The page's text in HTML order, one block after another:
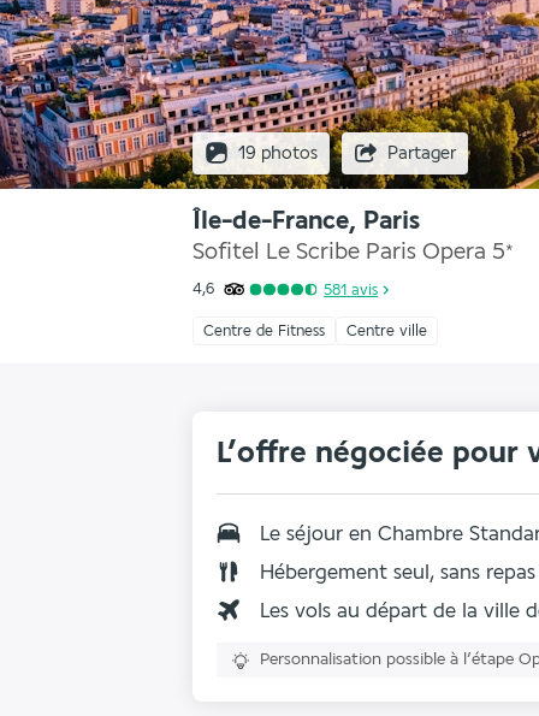
19 photos Partager
Île-de-France, Paris
Sofitel Le Scribe Paris Opera 5*
4,6 581 avis
Centre de Fitness Centre ville
L’offre négociée pour
Le séjour en Chambre
Hébergement seul, sans repas
Les vols au départ de la ville
Personnalisation possible à l’étape